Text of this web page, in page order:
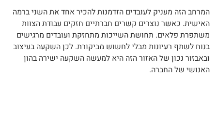
המרחב הזה מעניק לעובדים הזדמנות להכיר אחד את השני ברמה
האישית. כאשר נוצרים קשרים חברתיים חזקים עבודת הצוות
משתפרת פלאים. תחושת השייכות מתחזקת ועובדים מרגישים
בנוח לשתף רעיונות מבלי לחשוש מביקורת. לכן השקעה בעיצוב
ובאבזור נכון של האזור הזה היא למעשה השקעה ישירה בהון
האנושי של החברה.